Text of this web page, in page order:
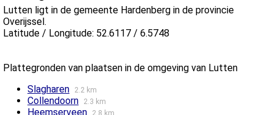
Lutten ligt in de gemeente Hardenberg in de provincie
Overijssel.
Latitude / Longitude: 52.6117 / 6.5748
Plattegronden van plaatsen in de omgeving van Lutten
Slagharen
2.2 km
Collendoorn 2.3 km
Heemserveen 2.8 km